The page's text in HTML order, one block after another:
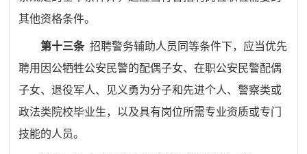
其他资格条件。
第十三条 招聘警务辅助人员同等条件下，应当优先
聘用因公牺牲公安民警的配偶子女、在职公安民警配偶
子女、退役军人、见义勇为分子和先进个人、警察类或
政法类院校毕业生，以及具有岗位所需专业资质或专门
技能的人员。